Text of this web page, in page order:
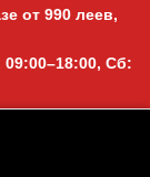
от 990 леев,
Сб: